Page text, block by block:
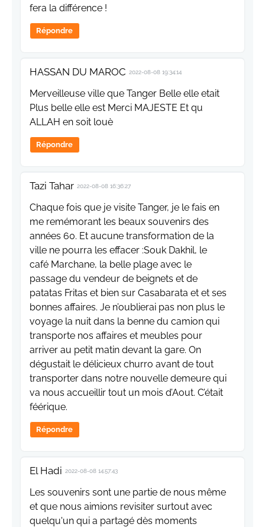
fera la différence !
Répondre
HASSAN DU MAROC 2022-08-08 19:34:14
Merveilleuse ville que Tanger Belle elle etait
Plus belle elle est Merci MAJESTE Et qu
ALLAH en soit louè
Répondre
Tazi Tahar 2022-08-08 16:36:27
Chaque fois que je visite Tanger, je le fais en
me remémorant les beaux souvenirs des
années 60. Et aucune transformation de la
ville ne pourra les effacer :Souk Dakhil, le
café Marchane, la belle plage avec le
passage du vendeur de beignets et de
patatas Fritas et bien sur Casabarata et et ses
bonnes affaires. Je n’oublierai pas non plus le
voyage la nuit dans la benne du camion qui
transporte nos affaires et meubles pour
arriver au petit matin devant la gare. On
dégustait le délicieux churro avant de tout
transporter dans notre nouvelle demeure qui
va nous accueillir tout un mois d’Aout. C’était
féérique.
Répondre
El Hadi 2022-08-08 14:57:43
Les souvenirs sont une partie de nous même
et que nous aimions revisiter surtout avec
quelqu'un qui a partagé dès moments